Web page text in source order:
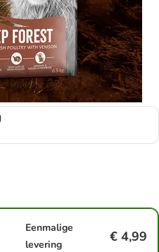
Eenmalige
levering
€ 4,99